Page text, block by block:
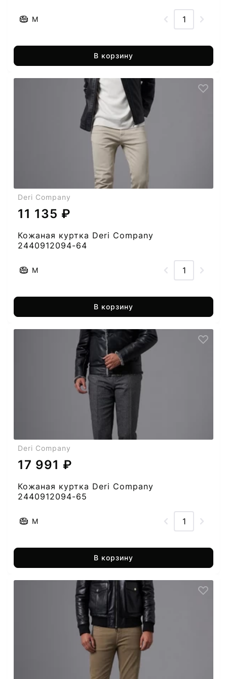
M
В корзину
Deri Company
11 135 ₽
Кожаная куртка Deri Company
2440912094-64
M
В корзину
Deri Company
17 991 ₽
Кожаная куртка Deri Company
2440912094-65
M
В корзину